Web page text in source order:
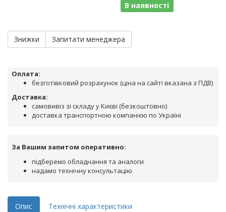
В наявності
Знижки Запитати менеджера
Оплата:
безготівковий розрахунок (ціна на сайті вказана з ПДВ)
Доставка:
самовивіз зі складу у Києві (безкоштовно)
доставка транспортною компанією по Україні
За Вашим запитом оперативно:
підберемо обладнання та аналоги
надамо технічну консультацію
Опис Технічні характеристики